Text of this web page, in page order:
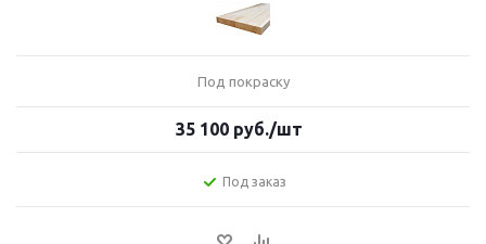
Под покраску
35 100 руб./шт
Под заказ